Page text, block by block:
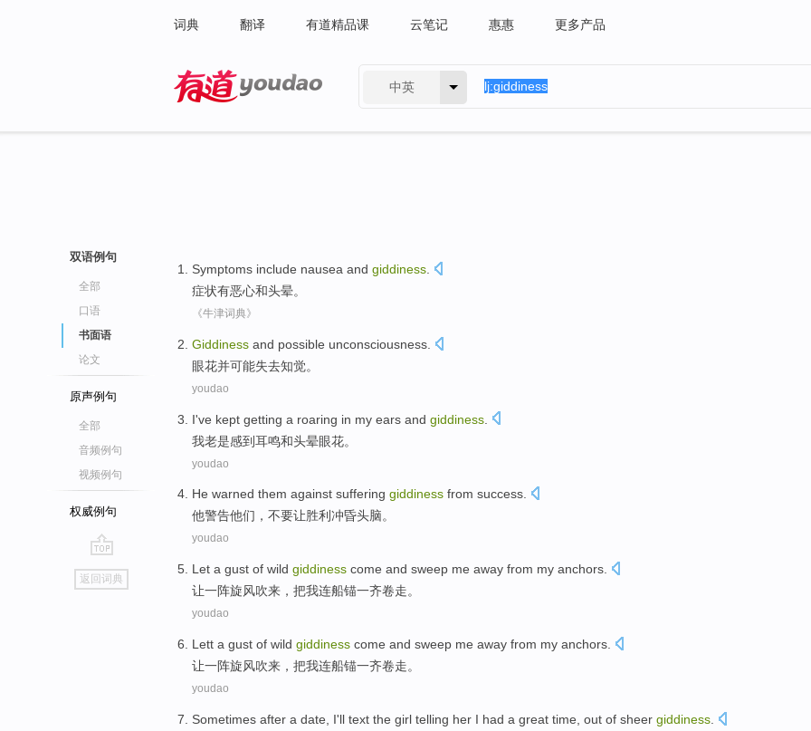
词典 翻译 有道精品课 云笔记 惠惠 更多产品
中英
双语例句
全部
口语
书面语
论文
原声例句
全部
音频例句
视频例句
权威例句
go
top
返回词典
Symptoms include nausea and giddiness
症状有恶心和头晕。
《牛津词典》
Giddiness and possible unconsciousness
眼花并可能失去知觉。
youdao
I've kept getting a roaring in my ears and giddiness
我老是感到耳鸣和头晕眼花。
youdao
He warned them against suffering giddiness from success.
他警告他们 ，不要让胜利 冲昏头脑。
youdao
Let a gust of wild giddiness come and sweep me away from my anchors.
让一阵旋风吹来 ，把我连船锚一齐卷走。
youdao
Lett a gust of wild giddiness come and sweep me away from my anchors.
让一阵旋风吹来 ，把我连船锚一齐卷走。
youdao
Sometimes after a date I'll text the girl telling her I had a great time, out of sheer giddiness